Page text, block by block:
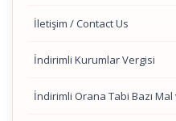
İletişim / Contact Us
İndirimli Kurumlar Vergisi
İndirimli Orana Tabi Bazı